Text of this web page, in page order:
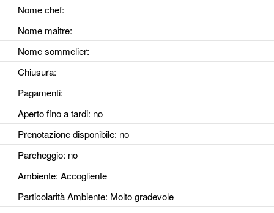
Nome chef:
Nome maitre:
Nome sommelier:
Chiusura:
Pagamenti:
Aperto fino a tardi: no
Prenotazione disponibile: no
Parcheggio: no
Ambiente: Accogliente
Particolarità Ambiente: Molto gradevole